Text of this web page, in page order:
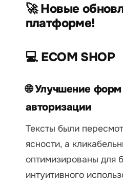
🚀 Новые
платформе!
💻 ECOM SHOP
🌐 Улучшение
авторизации
Тексты были
ясности, а
оптимизированы для
интуитивного